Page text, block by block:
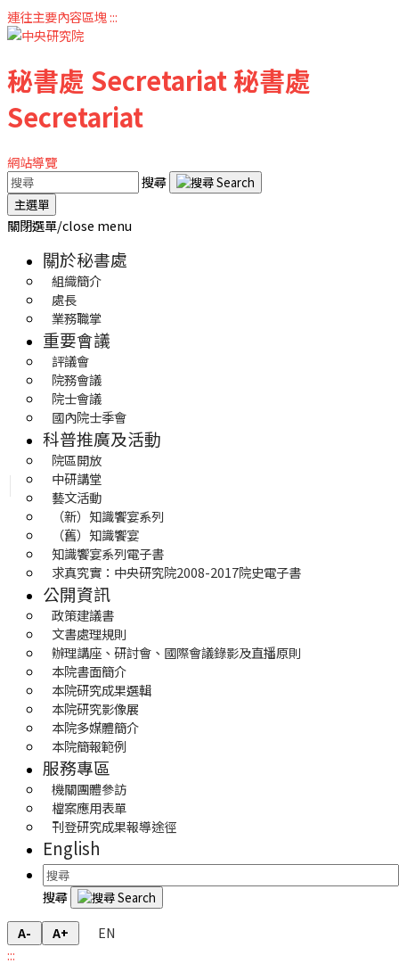
連往主要內容區塊:::
秘書處 Secretariat秘書處
Secretariat
網站導覽
搜尋
主選單
關閉選單/close menu
關於秘書處
組織簡介
處長
業務職掌
重要會議
評議會
院務會議
院士會議
國內院士季會
科普推廣及活動
院區開放
中研講堂
藝文活動
（新）知識饗宴系列
（舊）知識饗宴
知識饗宴系列電子書
求真究實：中央研究院2008-2017院史電子書
公開資訊
政策建議書
文書處理規則
辦理講座、研討會、國際會議錄影及直播原則
本院書面簡介
本院研究成果選輯
本院研究影像展
本院多媒體簡介
本院簡報範例
服務專區
機關團體參訪
檔案應用表單
刊登研究成果報導途徑
English
搜尋
A- A+
EN
:::